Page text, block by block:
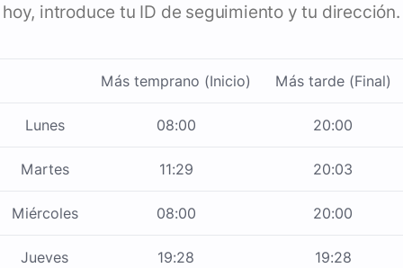
hoy, introduce tu ID de seguimiento y tu dirección.
Más temprano (Inicio) Más tarde (Final)
Lunes 08:00 20:00
Martes 11:29 20:03
Miércoles 08:00 20:00
Jueves 19:28 19:28